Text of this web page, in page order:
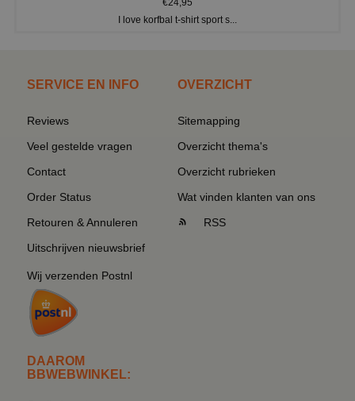
€24,95
I love korfbal t-shirt sport s...
SERVICE EN INFO
Reviews
Veel gestelde vragen
Contact
Order Status
Retouren & Annuleren
Uitschrijven nieuwsbrief
Wij verzenden Postnl
DAAROM
BBWEBWINKEL:
OVERZICHT
Sitemapping
Overzicht thema's
Overzicht rubrieken
Wat vinden klanten van ons
RSS